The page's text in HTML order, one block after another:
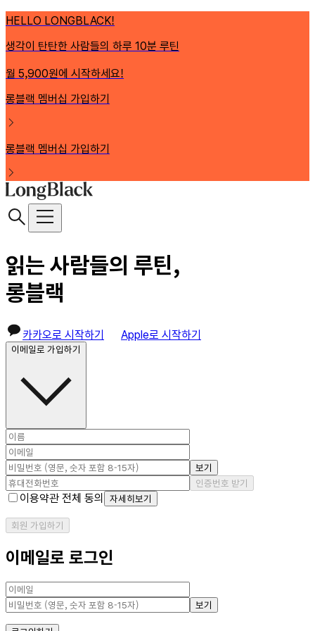
HELLO LONGBLACK!
생각이 탄탄한 사람들의 하루 10분 루틴
월 5,900원에 시작하세요!
롱블랙 멤버십 가입하기
롱블랙 멤버십 가입하기
읽는 사람들의 루틴,
롱블랙
카카오로 시작하기 Apple로 시작하기
이메일로 가입하기
보기
인증번호 받기
이용약관 전체 동의 자세히보기
회원 가입하기
이메일로 로그인
보기